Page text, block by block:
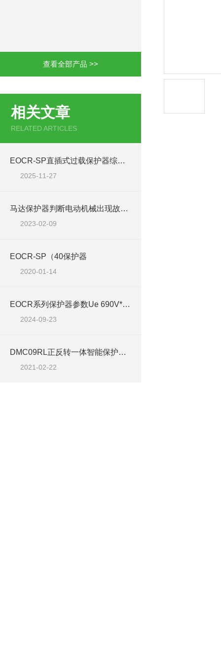
查看全部产品 >>
相关文章
RELATED ARTICLES
EOCR-SP直插式过载保护器综合数据
2025-11-27
马达保护器判断电动机械出现故障的原因 EOCR-SP
2023-02-09
EOCR-SP（40保护器
2020-01-14
EOCR系列保护器参数Ue 690V* 和 Uimp 6kV诠释
2024-09-23
DMC09RL正反转一体智能保护接触器产品介绍
2021-02-22